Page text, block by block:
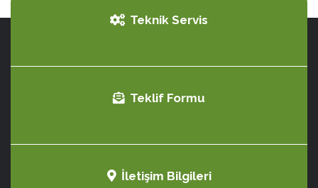
Teknik Servis
Teklif Formu
İletişim Bilgileri